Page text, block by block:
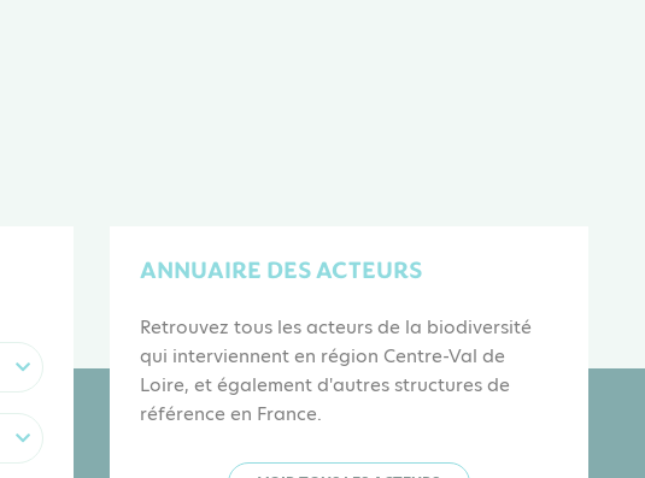
ANNUAIRE DES ACTEURS
Retrouvez tous les acteurs de la biodiversité
qui interviennent en région Centre-Val de
Loire, et également d'autres structures de
référence en France.